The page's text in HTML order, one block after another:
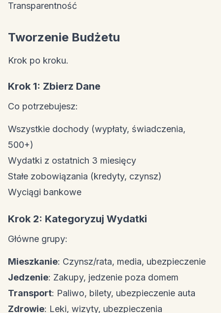
Transparentność
Tworzenie Budżetu
Krok po kroku.
Krok 1: Zbierz Dane
Co potrzebujesz:
Wszystkie dochody (wypłaty, świadczenia,
500+)
Wydatki z ostatnich 3 miesięcy
Stałe zobowiązania (kredyty, czynsz)
Wyciągi bankowe
Krok 2: Kategoryzuj Wydatki
Główne grupy:
Mieszkanie: Czynsz/rata, media, ubezpieczenie
Jedzenie: Zakupy, jedzenie poza domem
Transport: Paliwo, bilety, ubezpieczenie auta
Zdrowie: Leki, wizyty, ubezpieczenia